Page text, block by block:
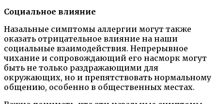
Социальное влияние
Назальные симптомы аллергии могут также
оказать отрицательное влияние на наши
социальные взаимодействия. Непрерывное
чихание и сопровождающий его насморк могут
быть не только раздражающими для
окружающих, но и препятствовать нормальному
общению, особенно в общественных местах.